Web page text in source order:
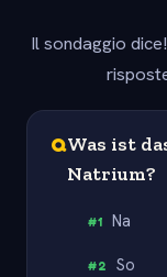
Il sondaggio
QWas ist
Natrium?
#1 Na
#2 So